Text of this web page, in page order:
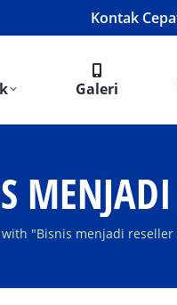
Kontak
Galeri
MENJADI
"Bisnis menjadi reseller